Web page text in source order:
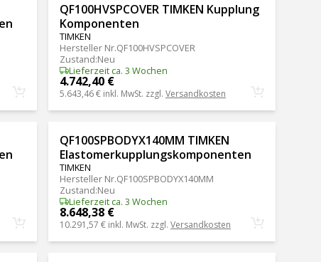
QF100HVSPCOVER TIMKEN Kupplung
Komponenten
TIMKEN
Hersteller Nr.QF100HVSPCOVER
Zustand:Neu
Lieferzeit ca. 3 Wochen
4.742,40 €
5.643,46 € inkl. MwSt. zzgl. Versandkosten
QF100SPBODYX140MM TIMKEN
Elastomerkupplungskomponenten
TIMKEN
Hersteller Nr.QF100SPBODYX140MM
Zustand:Neu
Lieferzeit ca. 3 Wochen
8.648,38 €
10.291,57 € inkl. MwSt. zzgl. Versandkosten